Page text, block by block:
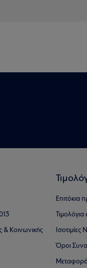
& Κοινωνικής
Επιτόκια
Όροι